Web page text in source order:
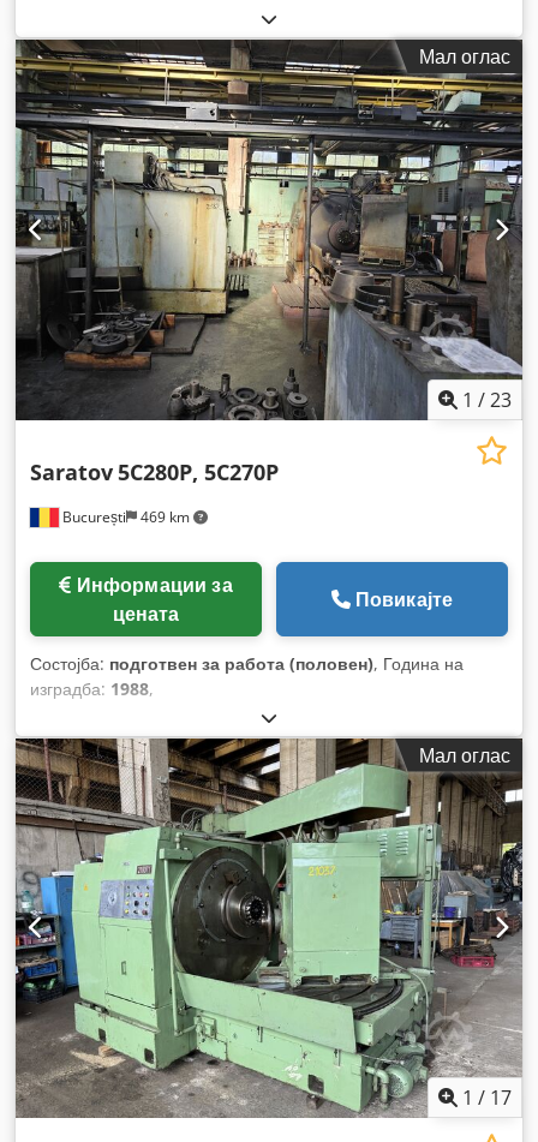
Мал оглас
1 /23
București 469 km
Saratov5C280P, 5C270P
цената
Повикајте
Состојба: подготвен за работа (половен), Година на
изградба: 1988,
Мал оглас
1 / 17